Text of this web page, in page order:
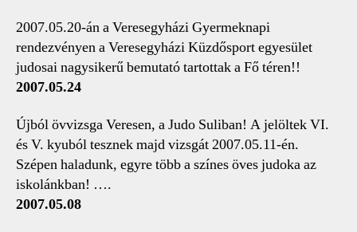
2007.05.20-án a Veresegyházi Gyermeknapi
rendezvényen a Veresegyházi Küzdősport egyesület
judosai nagysikerű bemutató tartottak a Fő téren!!
2007.05.24
Újból övvizsga Veresen, a Judo Suliban! A jelöltek VI.
és V. kyuból tesznek majd vizsgát 2007.05.11-én.
Szépen haladunk, egyre több a színes öves judoka az
iskolánkban! ….
2007.05.08